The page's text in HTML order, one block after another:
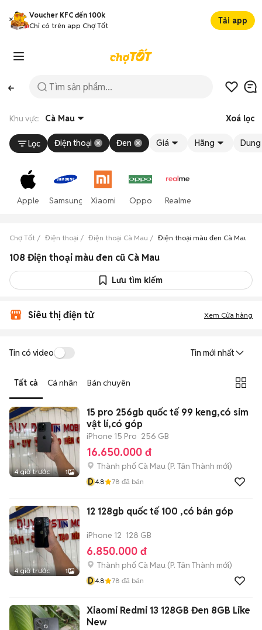
Voucher KFC đến 100k
Chỉ có trên app Chợ Tốt
Tải app
Khu vực: Cà Mau Xoá lọc
Lọc Điện thoại Đen Giá Hãng
Apple Samsung Xiaomi Oppo Realme
Chợ Tốt Điện thoại Điện thoại Cà Mau Điện thoại màu đen Cà Mau
108 Điện thoại màu đen cũ Cà Mau
Lưu tìm kiếm
Siêu thị điện tử Xem Cửa hàng
Tin có video Tin mới nhất
Tất cả Cá nhân Bán chuyên
4 giờ trước 1
15 pro 256gb quốc tế 99 keng,có sim
vật lí,có góp
iPhone 15 Pro 256 GB
16.650.000 đ
Thành phố Cà Mau (P. Tân Thành mới)
D4.8 78 đã bán
4 giờ trước 1
12 128gb quốc tế 100 ,có bán góp
iPhone 12 128 GB
6.850.000 đ
Thành phố Cà Mau (P. Tân Thành mới)
D4.8 78 đã bán
Xiaomi Redmi 13 128GB Đen 8GB Like
New